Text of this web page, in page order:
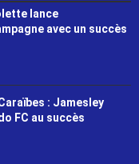
lance
avec un succès
: Jamesley
FC au succès